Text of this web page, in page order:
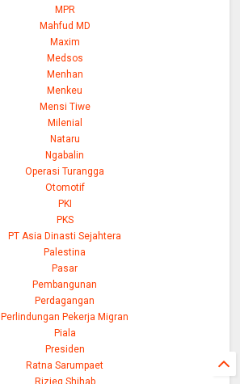
MPR
Mahfud MD
Maxim
Medsos
Menhan
Menkeu
Mensi Tiwe
Milenial
Nataru
Ngabalin
Operasi Turangga
Otomotif
PKI
PKS
PT Asia Dinasti Sejahtera
Palestina
Pasar
Pembangunan
Perdagangan
Perlindungan Pekerja Migran
Piala
Presiden
Ratna Sarumpaet
Rizieq Shihab